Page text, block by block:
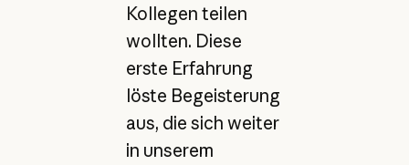
Kollegen teilen
wollten. Diese
erste Erfahrung
löste Begeisterung
aus, die sich weiter
in unserem